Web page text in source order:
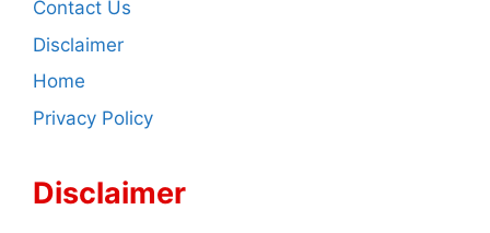
Contact Us
Disclaimer
Home
Privacy Policy
Disclaimer